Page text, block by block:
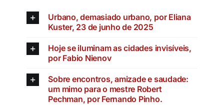
Urbano, demasiado urbano, por Eliana
Kuster, 23 de junho de 2025
Hoje se iluminam as cidades invisíveis,
por Fabio Nienov
Sobre encontros, amizade e saudade:
um mimo para o mestre Robert
Pechman, por Fernando Pinho.